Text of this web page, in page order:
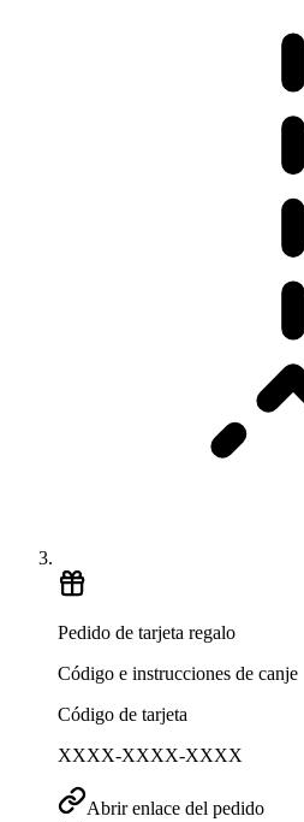
Pedido de tarjeta regalo
Código e instrucciones de canje
Código de tarjeta
XXXX-XXXX-XXXX
Abrir enlace del pedido